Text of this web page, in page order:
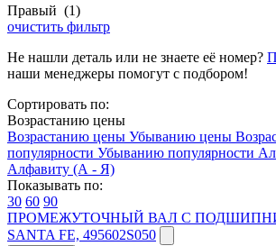
Правый (1)
очистить фильтр
Не нашли деталь или не знаете её номер?
наши менеджеры помогут с подбором!
Сортировать по:
Возрастанию цены
Возрастанию цены Убыванию цены
популярности Убыванию популярности
Алфавиту (А - Я)
Показывать по:
30 60 90
ПРОМЕЖУТОЧНЫЙ ВАЛ С
SANTA FE, 495602S050